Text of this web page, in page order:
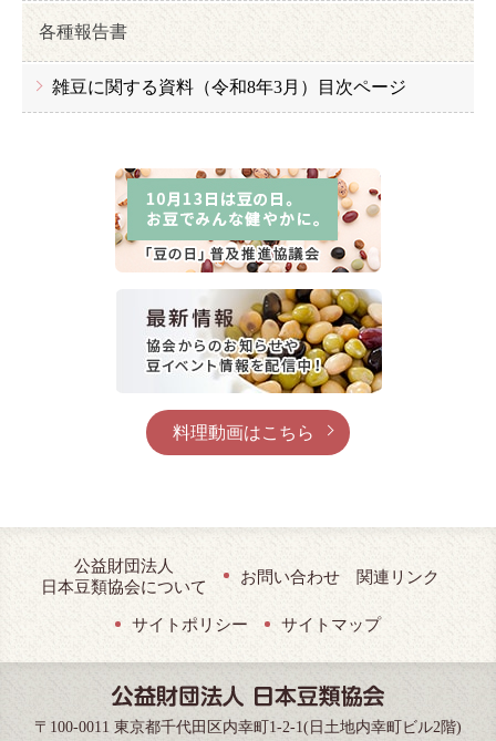
各種報告書
雑豆に関する資料（令和8年3月）目次ページ
料理動画はこちら
公益財団法人
日本豆類協会について
お問い合わせ 関連リンク
サイトポリシー サイトマップ
〒100-0011 東京都千代田区内幸町1-2-1(日土地内幸町ビル2階)